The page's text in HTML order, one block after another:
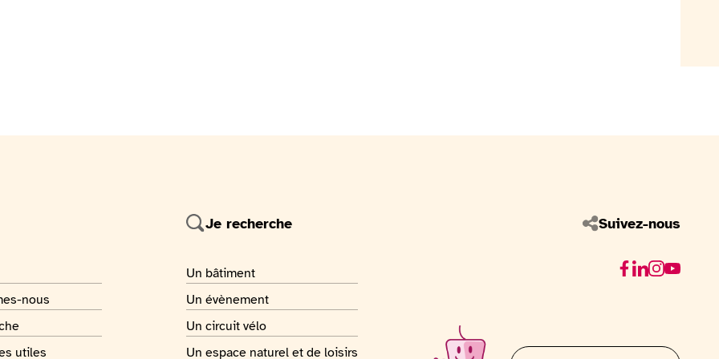
nous
utiles
Je recherche
Je recherche
Un bâtiment
Je recherche
Un évènement
Je recherche
Un circuit vélo
Je recherche
Un espace naturel et de loisirs
Suivez-nous
Facebook
Linkedin
Instagram
Youtube